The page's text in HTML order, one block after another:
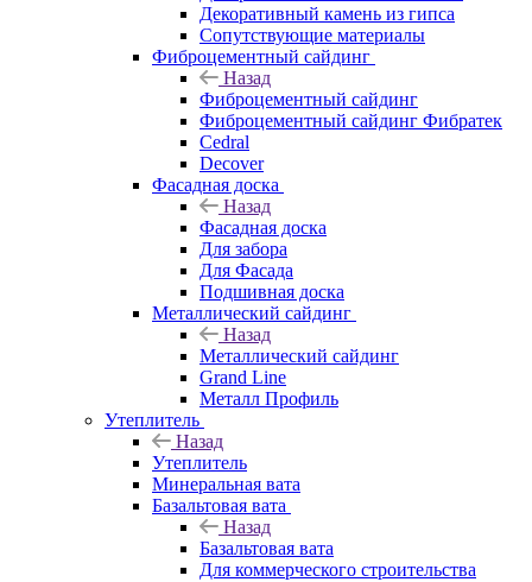
Декоративный камень из гипса
Сопутствующие материалы
Фиброцементный сайдинг
Назад
Фиброцементный сайдинг
Фиброцементный сайдинг Фибратек
Cedral
Decover
Фасадная доска
Назад
Фасадная доска
Для забора
Для Фасада
Подшивная доска
Металлический сайдинг
Назад
Металлический сайдинг
Grand Line
Металл Профиль
Утеплитель
Назад
Утеплитель
Минеральная вата
Базальтовая вата
Назад
Базальтовая вата
Для коммерческого строительства